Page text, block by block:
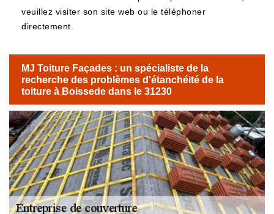
veuillez visiter son site web ou le téléphoner
directement.
MJ Toiture Façades : un spécialiste de la
recherche des problèmes d'étanchéité de la
toiture à Boissede dans le 31230